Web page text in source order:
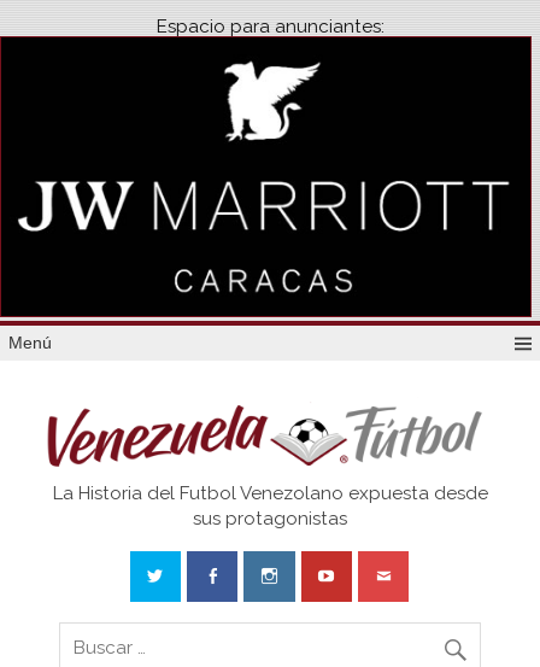
Espacio para anunciantes:
Menú
Venezuela
La Historia del Futbol Venezolano expuesta desde
sus protagonistas